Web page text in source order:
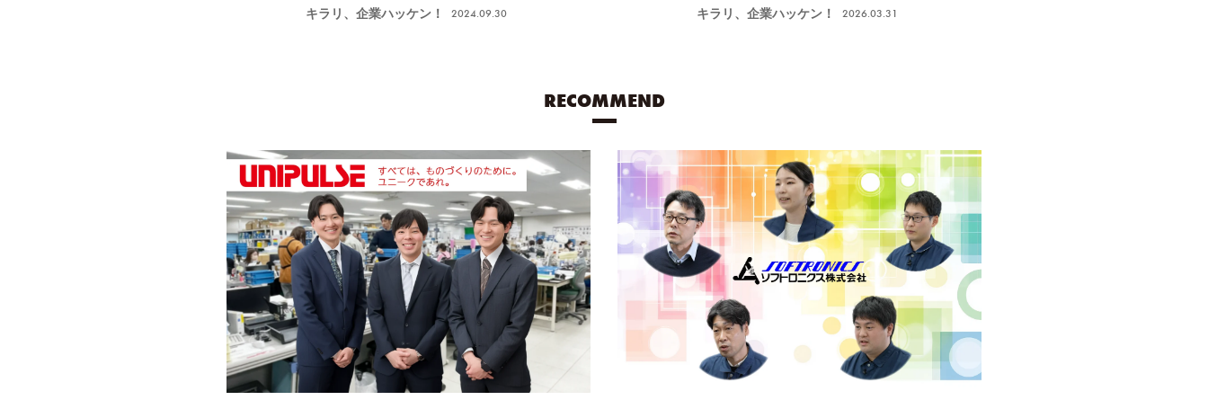
ッパツ）】
キラリ、企業ハッケン！ 2024.09.30
安定する手振れ防止技術で特許取得、今後の主
キラリ、企業ハッケン！ 2026.03.31
RECOMMEND